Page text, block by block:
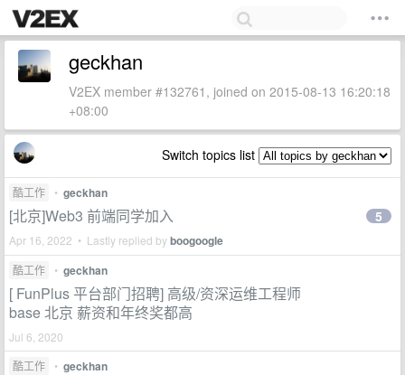
geckhan
V2EX member #132761, joined on 2015-08-13 16:20:18
+08:00
Switch topics list
酷工作 • geckhan
[北京]Web3 前端同学加入
Apr 16, 2022 • Lastly replied byboogoogle
5
酷工作 • geckhan
[ FunPlus 平台部门招聘] 高级/资深运维工程师
base 北京 薪资和年终奖都高
Jul 6, 2020
酷工作
• geckhan